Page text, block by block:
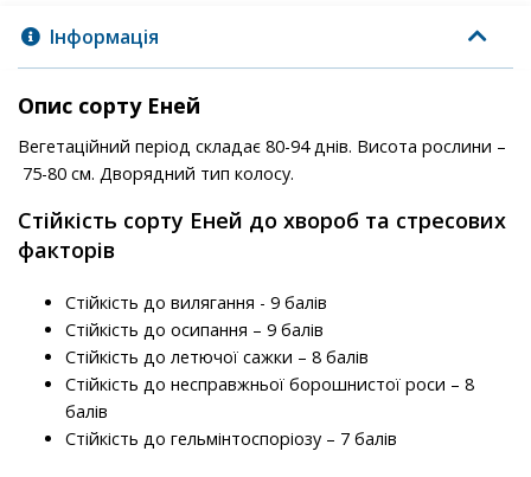
Інформація
Опис сорту Еней
Вегетаційний період складає 80-94 днів. Висота рослини –
75-80 см. Дворядний тип колосу.
Стійкість сорту Еней до хвороб та стресових
факторів
Стійкість до вилягання - 9 балів
Стійкість до осипання – 9 балів
Стійкість до летючої сажки – 8 балів
Стійкість до несправжньої борошнистої роси – 8
балів
Стійкість до гельмінтоспоріозу – 7 балів